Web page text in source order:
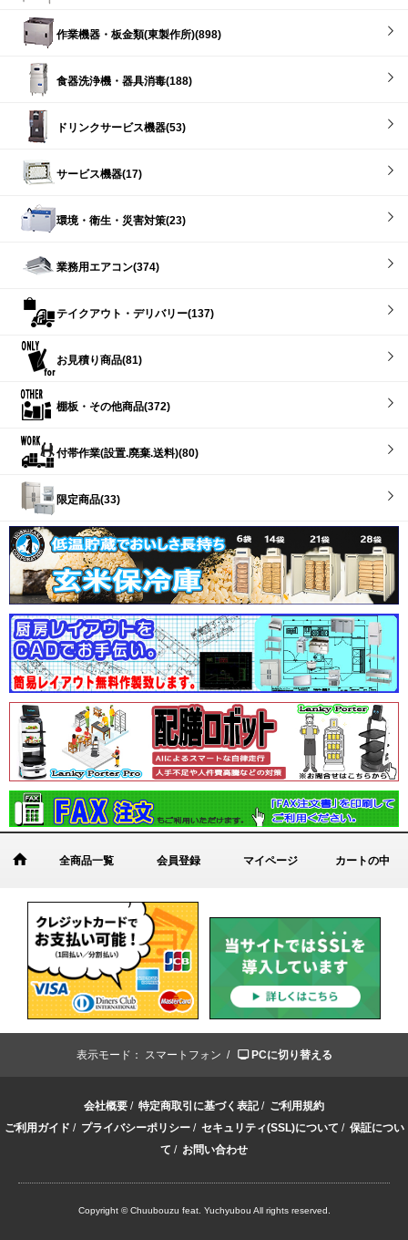
作業機器・板金類(東製作所)(898)
食器洗浄機・器具消毒(188)
ドリンクサービス機器(53)
サービス機器(17)
環境・衛生・災害対策(23)
業務用エアコン(374)
テイクアウト・デリバリー(137)
お見積り商品(81)
棚板・その他商品(372)
付帯作業(設置.廃棄.送料)(80)
限定商品(33)
全商品一覧 会員登録 マイページ カートの中
表示モード： スマートフォン / PCに切り替える
会社概要 / 特定商取引に基づく表記/ ご利用規約
ご利用ガイド / プライバシーポリシー/ セキュリティ(SSL)について / 保証につい
て / お問い合わせ
Copyright © Chuubouzu feat. Yuchyubou All rights reserved.